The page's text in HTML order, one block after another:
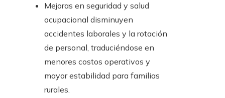
Mejoras en seguridad y salud
ocupacional disminuyen
accidentes laborales y la rotación
de personal, traduciéndose en
menores costos operativos y
mayor estabilidad para familias
rurales.